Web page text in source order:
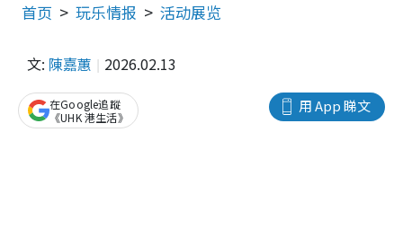
首页 玩乐情报 活动展览
文: 陳嘉蕙 2026.02.13
用 App 睇文
在Google追蹤
《UHK 港生活》